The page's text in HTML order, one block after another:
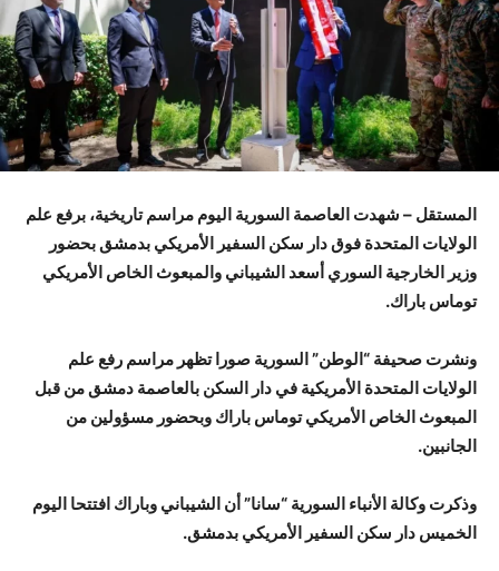
المستقل – شهدت العاصمة السورية اليوم مراسم تاريخية، برفع علم
الولايات المتحدة فوق دار سكن السفير الأمريكي بدمشق بحضور
وزير الخارجية السوري أسعد الشيباني والمبعوث الخاص الأمريكي
توماس باراك.
ونشرت صحيفة “الوطن” السورية صورا تظهر مراسم رفع علم
الولايات المتحدة الأمريكية في دار السكن بالعاصمة دمشق من قبل
المبعوث الخاص الأمريكي توماس باراك وبحضور مسؤولين من
الجانبين.
وذكرت وكالة الأنباء السورية “سانا” أن الشيباني وباراك افتتحا اليوم
الخميس دار سكن السفير الأمريكي بدمشق.